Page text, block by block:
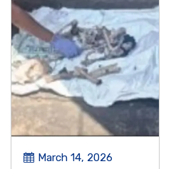
March 14, 2026